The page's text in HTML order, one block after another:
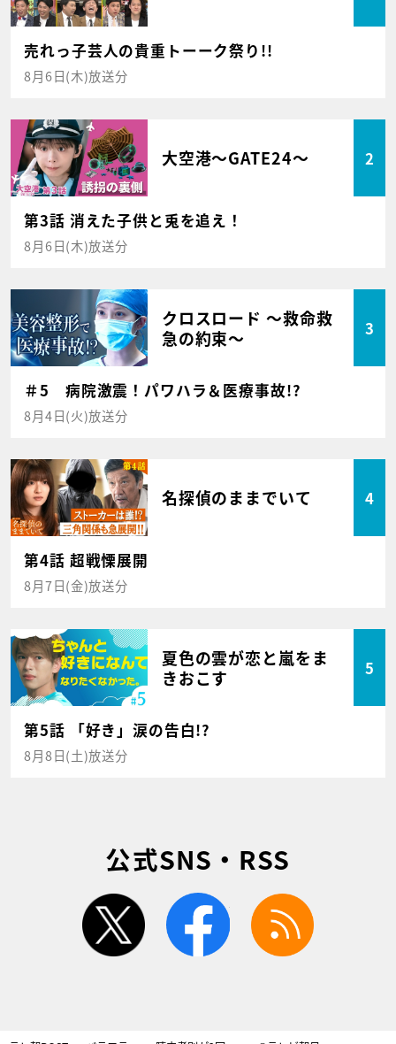
売れっ子芸人の貴重トーーク祭り!!
8月6日(木)放送分
大空港～GATE24～ 2
第3話 消えた子供と兎を追え！
8月6日(木)放送分
クロスロード ～救命救
急の約束～
3
＃5 病院激震！パワハラ＆医療事故!?
8月4日(火)放送分
名探偵のままでいて 4
第4話 超戦慄展開
8月7日(金)放送分
夏色の雲が恋と嵐をま
きおこす
5
第5話 「好き」涙の告白!?
8月8日(土)放送分
公式SNS・RSS
twitter facebook